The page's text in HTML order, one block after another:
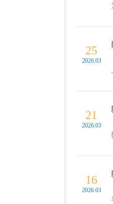
25
2026.03
21
2026.03
16
2026.03